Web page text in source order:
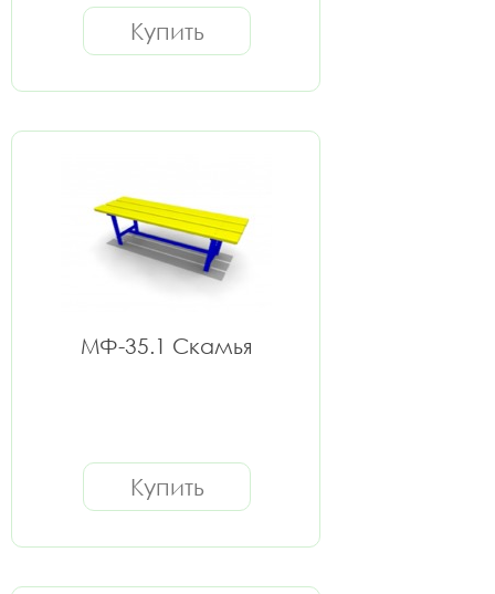
Купить
МФ-35.1 Скамья
Купить